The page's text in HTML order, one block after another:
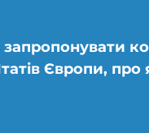
Європи, про